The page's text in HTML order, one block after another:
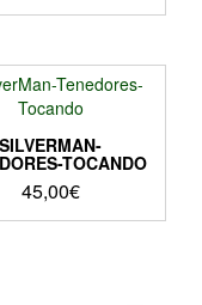
SILVERMAN-
TOCANDO
45,00€